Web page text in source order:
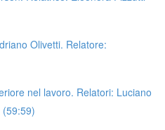
Olivetti. Relatore:
nel lavoro. Relatori: Luciano